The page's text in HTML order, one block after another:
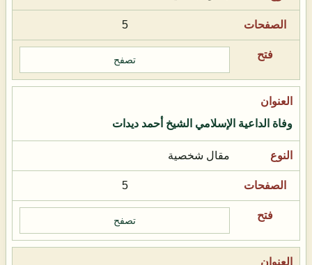
5
تصفح
وفاة الداعية الإسلامي الشيخ أحمد ديدات
مقال شخصية
5
تصفح